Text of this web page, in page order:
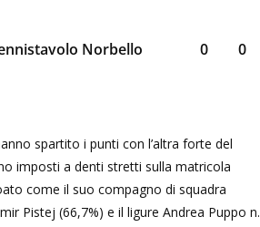
Norbello 0 0
spartito i punti con l’altra forte del
imposti a denti stretti sulla matricola
come il suo compagno di squadra
Pistej (66,7%) e il ligure Andrea Puppo n.